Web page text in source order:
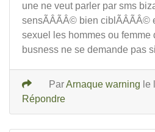
une ne veut parler par sms
sensÃÂÃÂ© bien
sexuel les hommes ou femme
busness ne se demande pas
ParArnaque warning le
Répondre